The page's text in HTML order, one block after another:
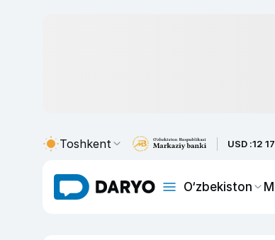
Toshkent USD :12
O‘zbekiston